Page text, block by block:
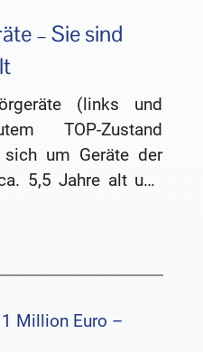
– Sie sind
(links und
TOP-Zustand
sich um Geräte der
5,5 Jahre alt und